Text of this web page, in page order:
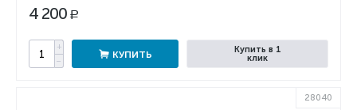
4 200 Р
+
−
КУПИТЬ
Купить в 1
клик
28040